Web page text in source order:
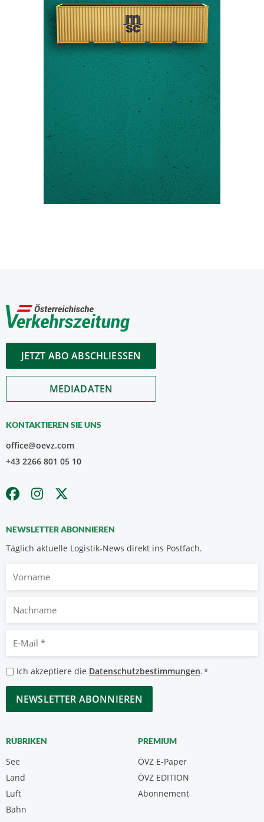
JETZT ABO ABSCHLIESSEN
MEDIADATEN
KONTAKTIEREN SIE UNS
office@oevz.com
+43 2266 801 05 10
NEWSLETTER ABONNIEREN
Täglich aktuelle Logistik-News direkt ins Postfach.
Nachname
Mail
*
Datenschutzbestimmungen
*
Ich akzeptiere die Datenschutzbestimmungen.*
CAPTCHA
RUBRIKEN
See
Land
Luft
Bahn
PREMIUM
ÖVZ E-Paper
Abonnement
ÖVZ EDITION